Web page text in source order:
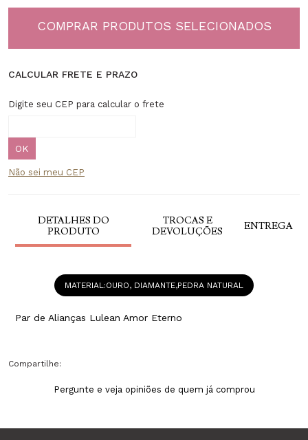
COMPRAR PRODUTOS SELECIONADOS
CALCULAR FRETE E PRAZO
Digite seu CEP para calcular o frete
Não sei meu CEP
DETALHES DO
PRODUTO
TROCAS E
DEVOLUÇÕES
ENTREGA
Par de Alianças Lulean Amor Eterno
MATERIAL OURO, DIAMANTE,PEDRA NATURAL
Compartilhe:
Pergunte e veja opiniões de quem já comprou